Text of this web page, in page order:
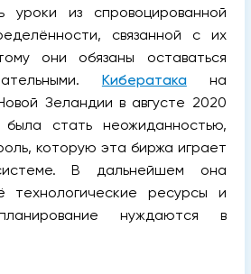
уроки из спровоцированной
связанной с их
они обязаны оставаться
Кибератакана
Зеландии в августе 2020
стать неожиданностью,
которую эта биржа играет
В дальнейшем она
ресурсы и
нуждаются в